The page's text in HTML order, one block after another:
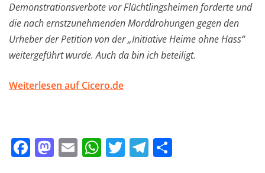
Demonstrationsverbote vor Flüchtlingsheimen forderte und
die nach ernstzunehmenden Morddrohungen gegen den
Urheber der Petition von der „Initiative Heime ohne Hass“
weitergeführt wurde. Auch da bin ich beteiligt.
Weiterlesen auf Cicero.de
F M E W T T